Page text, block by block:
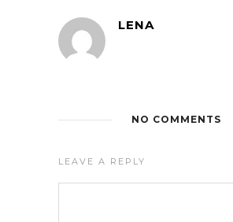
LENA
NO COMMENTS
LEAVE A REPLY